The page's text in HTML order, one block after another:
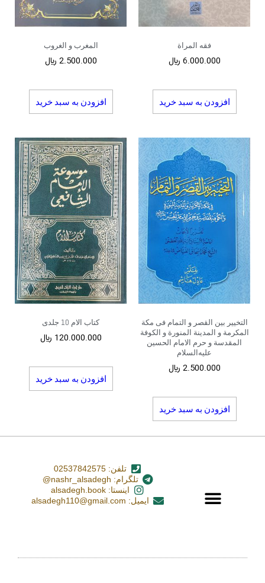
فقه المراة
6.000.000 ﷼
افزودن به سبد خرید
المغرب و الغروب
2.500.000 ﷼
افزودن به سبد خرید
التخییر بین القصر و التمام فی مکة
المکرمة و المدینة المنورة و الکوفة
المقدسة و حرم الامام الحسین
علیه‌السلام
2.500.000 ﷼
افزودن به سبد خرید
کتاب الام 10 جلدی
120.000.000 ﷼
افزودن به سبد خرید
تلفن: 02537842575
تلگرام: nashr_alsadegh@
اینستا: alsadegh.book
ایمیل: alsadegh110@gmail.com